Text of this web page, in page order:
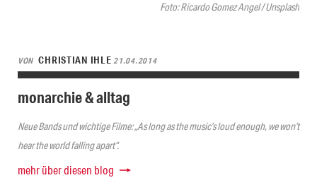
Foto: Ricardo Gomez Angel / Unsplash
VON CHRISTIAN IHLE21.04.2014
monarchie & alltag
Neue Bands und wichtige Filme: „As long as the music’s loud enough, we won’t
hear the world falling apart“.
mehr über diesen blog